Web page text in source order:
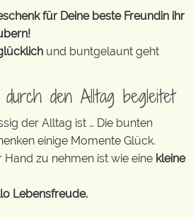
für Deine beste Freundin ihr
und buntgelaunt geht
den Alltag begleitet
der Alltag ist … Die bunten
einige Momente Glück.
zu nehmen ist wie eine kleine
Lebensfreude.